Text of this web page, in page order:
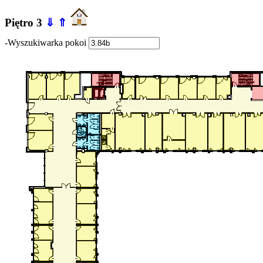
Piętro 3 ⇓ ⇑
-Wyszukiwarka pokoi